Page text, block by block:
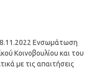
Ενσωμάτωση
Κοινοβουλίου και του
με τις απαιτήσεις